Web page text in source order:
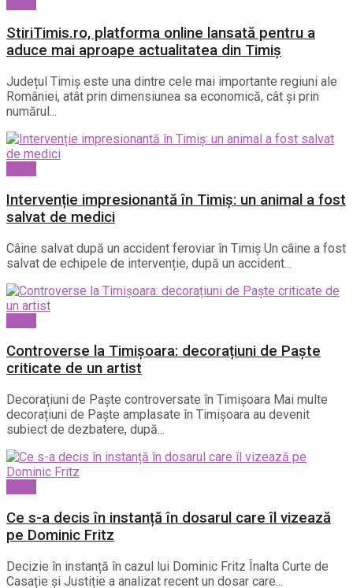
StiriTimis.ro, platforma online lansată pentru a
aduce mai aproape actualitatea din Timiș
Județul Timiș este una dintre cele mai importante regiuni ale
României, atât prin dimensiunea sa economică, cât și prin
numărul...
Intervenție impresionantă în Timiș: un animal a fost
salvat de medici
Câine salvat după un accident feroviar în Timiș Un câine a fost
salvat de echipele de intervenție, după un accident...
Controverse la Timișoara: decorațiuni de Paște
criticate de un artist
Decorațiuni de Paște controversate în Timișoara Mai multe
decorațiuni de Paște amplasate în Timișoara au devenit
subiect de dezbatere, după...
Ce s-a decis în instanță în dosarul care îl vizează
pe Dominic Fritz
Decizie în instanță în cazul lui Dominic Fritz Înalta Curte de
Casație și Justiție a analizat recent un dosar care...